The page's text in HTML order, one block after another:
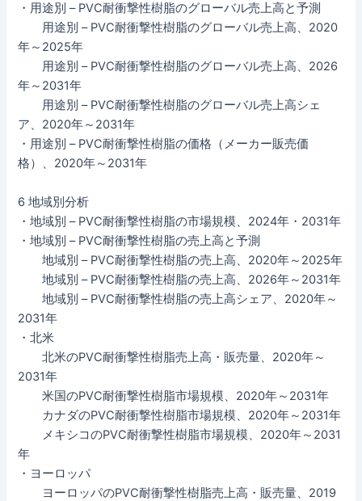
・用途別 – PVC耐衝撃性樹脂のグローバル売上高と予測
用途別 – PVC耐衝撃性樹脂のグローバル売上高、2020
年～2025年
用途別 – PVC耐衝撃性樹脂のグローバル売上高、2026
年～2031年
用途別 – PVC耐衝撃性樹脂のグローバル売上高シェ
ア、2020年～2031年
・用途別 – PVC耐衝撃性樹脂の価格（メーカー販売価
格）、2020年～2031年
6 地域別分析
・地域別 – PVC耐衝撃性樹脂の市場規模、2024年・2031年
・地域別 – PVC耐衝撃性樹脂の売上高と予測
地域別 – PVC耐衝撃性樹脂の売上高、2020年～2025年
地域別 – PVC耐衝撃性樹脂の売上高、2026年～2031年
地域別 – PVC耐衝撃性樹脂の売上高シェア、2020年～
2031年
・北米
北米のPVC耐衝撃性樹脂売上高・販売量、2020年～
2031年
米国のPVC耐衝撃性樹脂市場規模、2020年～2031年
カナダのPVC耐衝撃性樹脂市場規模、2020年～2031年
メキシコのPVC耐衝撃性樹脂市場規模、2020年～2031
年
・ヨーロッパ
ヨーロッパのPVC耐衝撃性樹脂売上高・販売量、2019